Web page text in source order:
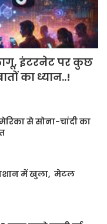
इंटरनेट पर कुछ
का ध्यान..!
से सोना-चांदी का
में खुला, मेटल